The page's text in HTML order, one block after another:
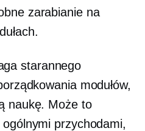
zarabianie na
starannego
modułów,
naukę. Może to
przychodami,